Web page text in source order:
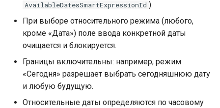
AvailableDatesSmartExpressionId ).
При выборе относительного режима (любого,
кроме «Дата») поле ввода конкретной даты
очищается и блокируется.
Границы включительны: например, режим
«Сегодня» разрешает выбрать сегодняшнюю дату
и любую будущую.
Относительные даты определяются по часовому